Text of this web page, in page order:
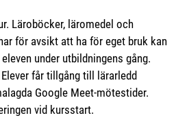
Läroböcker, läromedel och
för avsikt att ha för eget bruk kan
under utbildningens gång.
får tillgång till lärarledd
Google Meet-mötestider.
vid kursstart.